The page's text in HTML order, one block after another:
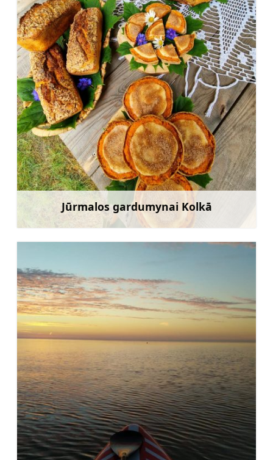
Jūrmalos gardumynai Kolkā